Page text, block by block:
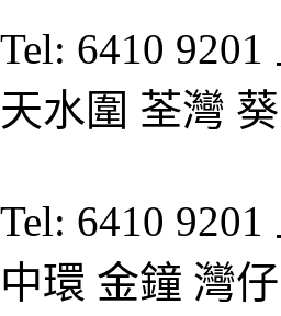
Tel: 6410
天水圍 荃灣
Tel: 6410
中環 金鐘 灣